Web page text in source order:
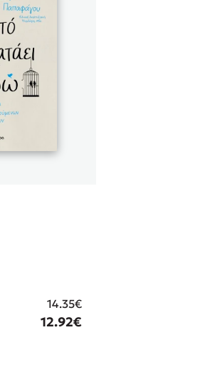
14.35€
12.92€